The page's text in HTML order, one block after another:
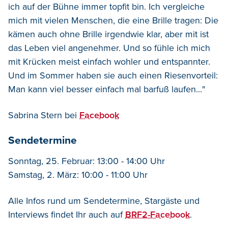
ich auf der Bühne immer topfit bin. Ich vergleiche
mich mit vielen Menschen, die eine Brille tragen: Die
kämen auch ohne Brille irgendwie klar, aber mit ist
das Leben viel angenehmer. Und so fühle ich mich
mit Krücken meist einfach wohler und entspannter.
Und im Sommer haben sie auch einen Riesenvorteil:
Man kann viel besser einfach mal barfuß laufen..."
Sabrina Stern bei Facebook
Sendetermine
Sonntag, 25. Februar: 13:00 - 14:00 Uhr
Samstag, 2. März: 10:00 - 11:00 Uhr
Alle Infos rund um Sendetermine, Stargäste und
Interviews findet Ihr auch auf BRF2-Facebook.